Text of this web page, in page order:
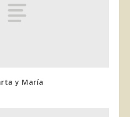
y María